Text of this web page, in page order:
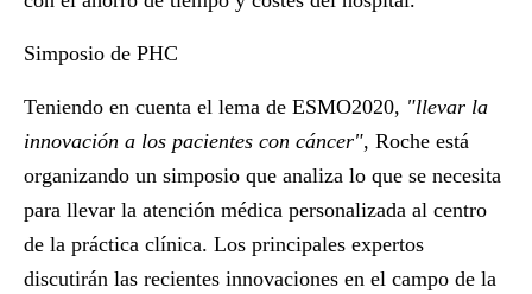
Simposio de PHC
Teniendo en cuenta el lema de ESMO2020, "llevar la
innovación a los pacientes con cáncer", Roche está
organizando un simposio que analiza lo que se necesita
para llevar la atención médica personalizada al centro
de la práctica clínica. Los principales expertos
discutirán las recientes innovaciones en el campo de la